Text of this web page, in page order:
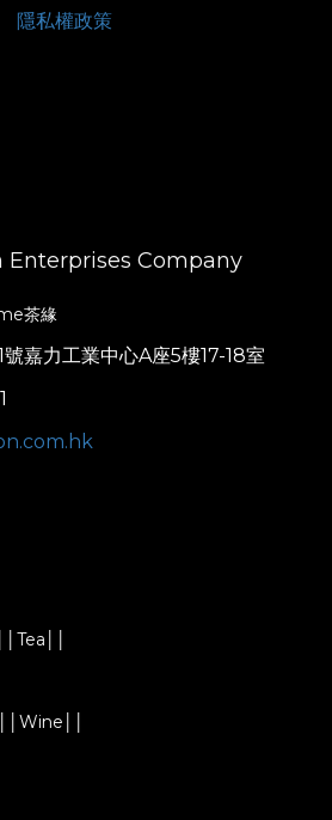
隱私權政策
Enterprises Company
茶緣
嘉力工業中心A座5樓17-18室
││Wine││